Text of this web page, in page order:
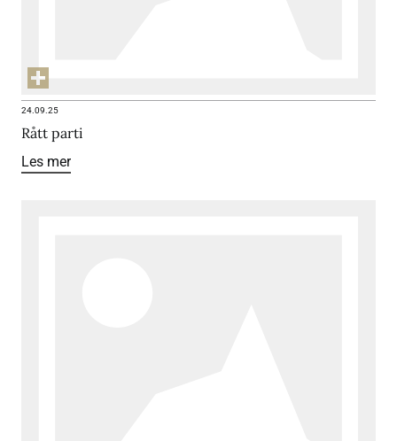
24.09.25
Rått parti
Les mer